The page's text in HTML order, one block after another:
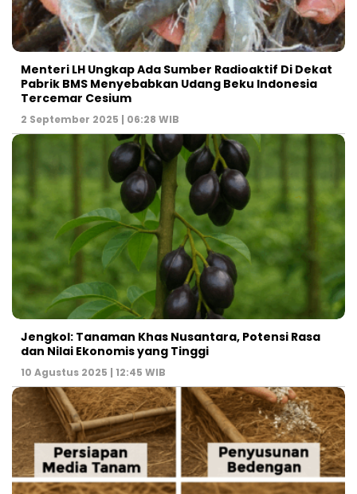
Menteri LH Ungkap Ada Sumber Radioaktif Di Dekat
Pabrik BMS Menyebabkan Udang Beku Indonesia
Tercemar Cesium
2 September 2025 | 06:28 WIB
Jengkol: Tanaman Khas Nusantara, Potensi Rasa
dan Nilai Ekonomis yang Tinggi
10 Agustus 2025 | 12:45 WIB